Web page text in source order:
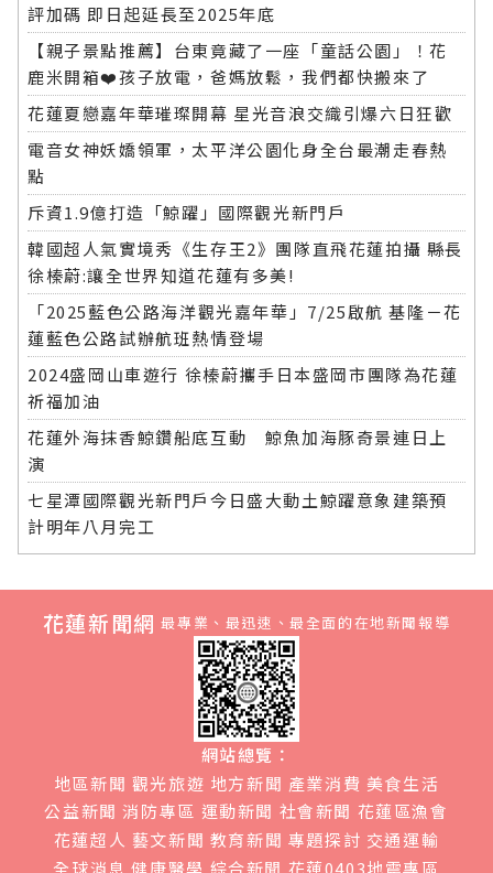
評加碼 即日起延長至2025年底
【親子景點推薦】台東竟藏了一座「童話公園」！花
鹿米開箱❤️孩子放電，爸媽放鬆，我們都快搬來了
花蓮夏戀嘉年華璀璨開幕 星光音浪交織引爆六日狂歡
電音女神妖嬌領軍，太平洋公園化身全台最潮走春熱
點
斥資1.9億打造「鯨躍」國際觀光新門戶
韓國超人氣實境秀《生存王2》團隊直飛花蓮拍攝 縣長
徐榛蔚:讓全世界知道花蓮有多美!
「2025藍色公路海洋觀光嘉年華」7/25啟航 基隆－花
蓮藍色公路試辦航班熱情登場
2024盛岡山車遊行 徐榛蔚攜手日本盛岡市團隊為花蓮
祈福加油
花蓮外海抹香鯨鑽船底互動 鯨魚加海豚奇景連日上
演
七星潭國際觀光新門戶今日盛大動土鯨躍意象建築預
計明年八月完工
花蓮新聞網 最專業、最迅速、最全面的在地新聞報導
網站總覽：
地區新聞 觀光旅遊 地方新聞 產業消費 美食生活
公益新聞 消防專區 運動新聞 社會新聞 花蓮區漁會
花蓮超人 藝文新聞 教育新聞 專題探討 交通運輸